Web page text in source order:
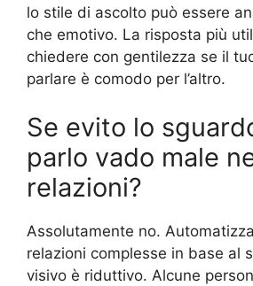
lo stile di ascolto può essere
che emotivo. La risposta più
chiedere con gentilezza se il
parlare è comodo per l’altro.
Se evito lo
parlo vado male
relazioni?
Assolutamente no.
relazioni complesse in base al
visivo è riduttivo. Alcune